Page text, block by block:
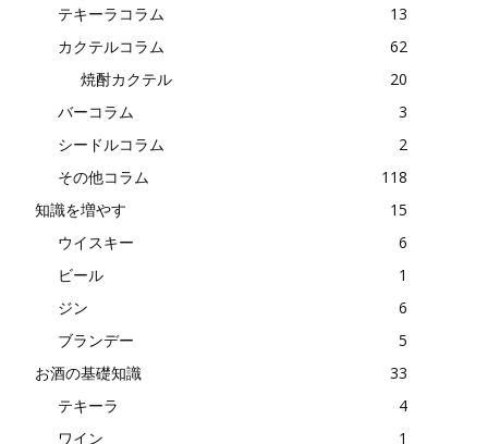
テキーラコラム
13
カクテルコラム
62
焼酎カクテル
20
バーコラム
3
シードルコラム
2
その他コラム
118
知識を増やす
15
ウイスキー
6
ビール
1
ジン
6
ブランデー
5
お酒の基礎知識
33
テキーラ
4
ワイン
1